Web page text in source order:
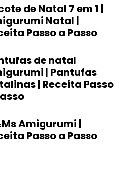
de Natal 7 em 1 |
Natal |
Passo a Passo
de natal
| Pantufas
| Receita Passo
Amigurumi |
Passo a Passo